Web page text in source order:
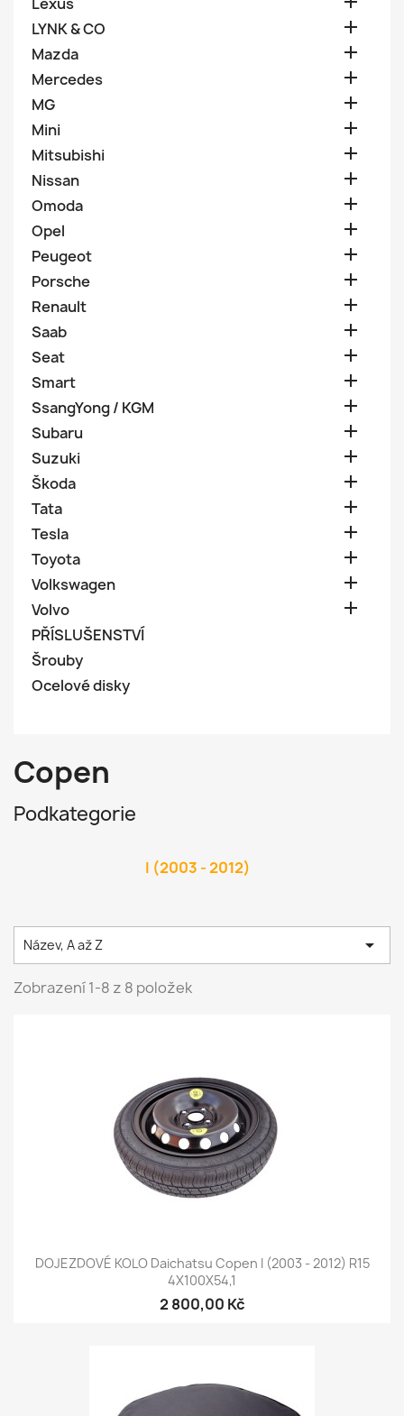
LYNK & CO 
Mazda 
Mercedes 
MG 
Mini 
Mitsubishi 
Nissan 
Omoda 
Opel 
Peugeot 
Porsche 
Renault 
Saab 
Seat 
Smart 
SsangYong / KGM 
Subaru 
Suzuki 
Škoda 
Tata 
Tesla 
Toyota 
Volkswagen 
Volvo 
PŘÍSLUŠENSTVÍ
Šrouby
Ocelové disky
Copen
Podkategorie
I (2003 - 2012)
Název, A až Z 
Zobrazení 1-8 z 8 položek
DOJEZDOVÉ KOLO Daichatsu Copen I (2003 - 2012) R15
4X100X54,1
2 800,00 Kč